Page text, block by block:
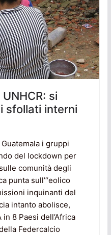
si
sfollati interni
i gruppi
del lockdown per
comunità degli
punta sull’“eolico
inquinanti del
intanto abolisce,
8 Paesi dell’Africa
Federcalcio